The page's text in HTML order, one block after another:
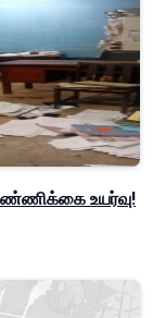
உயர்வு!